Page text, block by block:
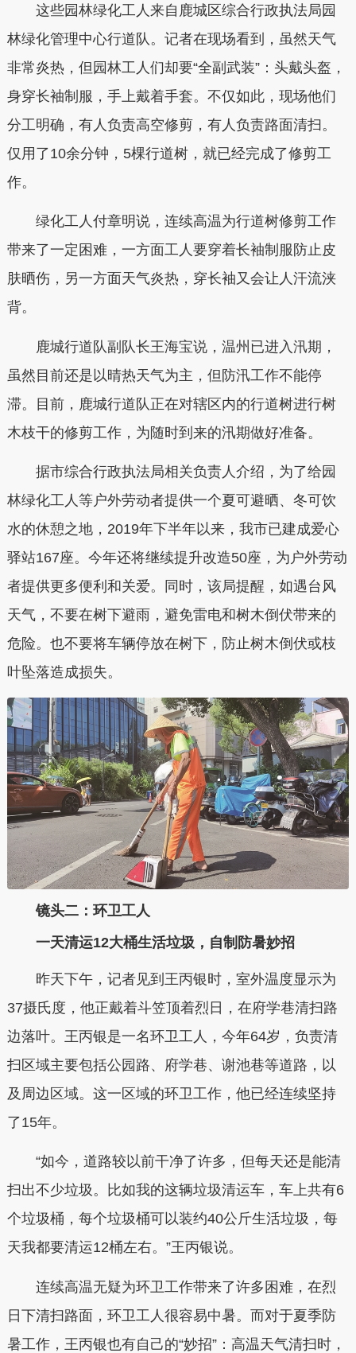
这些园林绿化工人来自鹿城区综合行政执法局园
林绿化管理中心行道队。记者在现场看到，虽然天气
非常炎热，但园林工人们却要“全副武装”：头戴头盔，
身穿长袖制服，手上戴着手套。不仅如此，现场他们
分工明确，有人负责高空修剪，有人负责路面清扫。
仅用了10余分钟，5棵行道树，就已经完成了修剪工
作。
绿化工人付章明说，连续高温为行道树修剪工作
带来了一定困难，一方面工人要穿着长袖制服防止皮
肤晒伤，另一方面天气炎热，穿长袖又会让人汗流浃
背。
鹿城行道队副队长王海宝说，温州已进入汛期，
虽然目前还是以晴热天气为主，但防汛工作不能停
滞。目前，鹿城行道队正在对辖区内的行道树进行树
木枝干的修剪工作，为随时到来的汛期做好准备。
据市综合行政执法局相关负责人介绍，为了给园
林绿化工人等户外劳动者提供一个夏可避晒、冬可饮
水的休憩之地，2019年下半年以来，我市已建成爱心
驿站167座。今年还将继续提升改造50座，为户外劳动
者提供更多便利和关爱。同时，该局提醒，如遇台风
天气，不要在树下避雨，避免雷电和树木倒伏带来的
危险。也不要将车辆停放在树下，防止树木倒伏或枝
叶坠落造成损失。
镜头二：环卫工人
一天清运12大桶生活垃圾，自制防暑妙招
昨天下午，记者见到王丙银时，室外温度显示为
37摄氏度，他正戴着斗笠顶着烈日，在府学巷清扫路
边落叶。王丙银是一名环卫工人，今年64岁，负责清
扫区域主要包括公园路、府学巷、谢池巷等道路，以
及周边区域。这一区域的环卫工作，他已经连续坚持
了15年。
“如今，道路较以前干净了许多，但每天还是能清
扫出不少垃圾。比如我的这辆垃圾清运车，车上共有6
个垃圾桶，每个垃圾桶可以装约40公斤生活垃圾，每
天我都要清运12桶左右。”王丙银说。
连续高温无疑为环卫工作带来了许多困难，在烈
日下清扫路面，环卫工人很容易中暑。而对于夏季防
暑工作，王丙银也有自己的“妙招”：高温天气清扫时，